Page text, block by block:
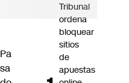
Pa
sa
Tribunal
ordena
bloquear
sitios
de
apuestas